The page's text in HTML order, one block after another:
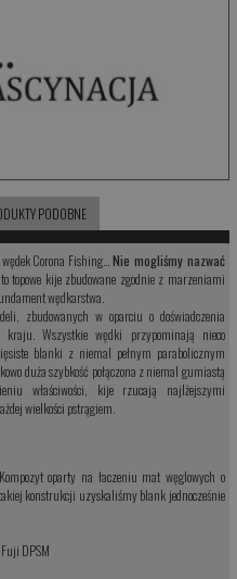
PODOBNE
Corona Fishing…Nie mogliśmy nazwać
topowe kije zbudowane zgodnie z marzeniami
wędkarstwa.
zbudowanych w oparciu o doświadczenia
Wszystkie wędki przypominają nieco
blanki z niemal pełnym parabolicznym
duża szybkość połączona z niemal gumiastą
właściwości, kije rzucają najlżejszymi
wielkości pstrągiem.
oparty na łaczeniu mat węglowych o
konstrukcji uzyskaliśmy blank jednocześnie
DPSM